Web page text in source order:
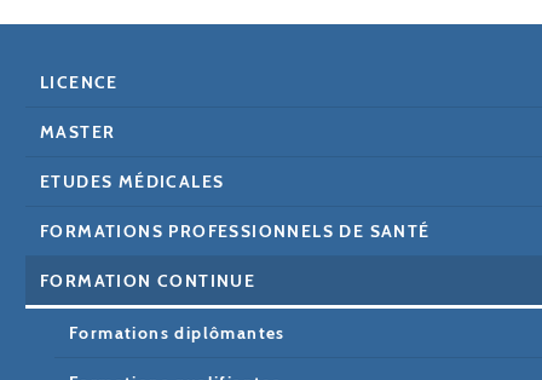
LICENCE
MASTER
ETUDES MÉDICALES
FORMATIONS PROFESSIONNELS DE SANTÉ
FORMATION CONTINUE
Formations diplômantes